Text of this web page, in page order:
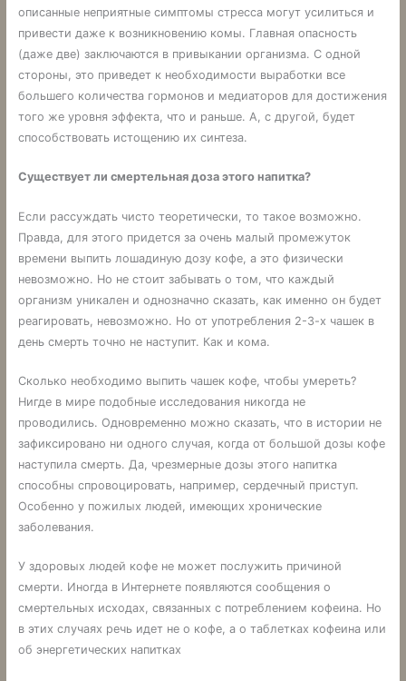
описанные неприятные симптомы стресса могут усилиться и
привести даже к возникновению комы. Главная опасность
(даже две) заключаются в привыкании организма. С одной
стороны, это приведет к необходимости выработки все
большего количества гормонов и медиаторов для достижения
того же уровня эффекта, что и раньше. А, с другой, будет
способствовать истощению их синтеза.
Существует ли смертельная доза этого напитка?
Если рассуждать чисто теоретически, то такое возможно.
Правда, для этого придется за очень малый промежуток
времени выпить лошадиную дозу кофе, а это физически
невозможно. Но не стоит забывать о том, что каждый
организм уникален и однозначно сказать, как именно он будет
реагировать, невозможно. Но от употребления 2-3-х чашек в
день смерть точно не наступит. Как и кома.
Сколько необходимо выпить чашек кофе, чтобы умереть?
Нигде в мире подобные исследования никогда не
проводились. Одновременно можно сказать, что в истории не
зафиксировано ни одного случая, когда от большой дозы кофе
наступила смерть. Да, чрезмерные дозы этого напитка
способны спровоцировать, например, сердечный приступ.
Особенно у пожилых людей, имеющих хронические
заболевания.
У здоровых людей кофе не может послужить причиной
смерти. Иногда в Интернете появляются сообщения о
смертельных исходах, связанных с потреблением кофеина. Но
в этих случаях речь идет не о кофе, а о таблетках кофеина или
об энергетических напитках